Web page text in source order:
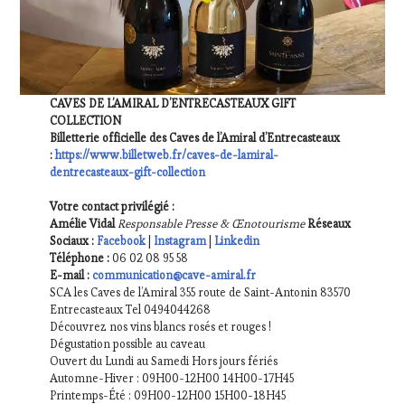
CAVES DE L’AMIRAL D’ENTRECASTEAUX GIFT
COLLECTION
Billetterie officielle des Caves de l’Amiral d’Entrecasteaux
:https://www.billetweb.fr/caves-de-lamiral-
dentrecasteaux-gift-collection
Votre contact privilégié :
Amélie VidalResponsable Presse & Œnotourisme Réseaux
Sociaux : Facebook| Instagram| Linkedin
Téléphone :06 02 08 95 58
E-mail : communication@cave-amiral.fr
SCA les Caves de l’Amiral 355 route de Saint-Antonin 83570
Entrecasteaux Tel 0494044268
Découvrez nos vins blancs rosés et rouges !
Dégustation possible au caveau
Ouvert du Lundi au Samedi Hors jours fériés
Automne-Hiver : 09H00-12H00 14H00-17H45
Printemps-Été : 09H00-12H00 15H00-18H45